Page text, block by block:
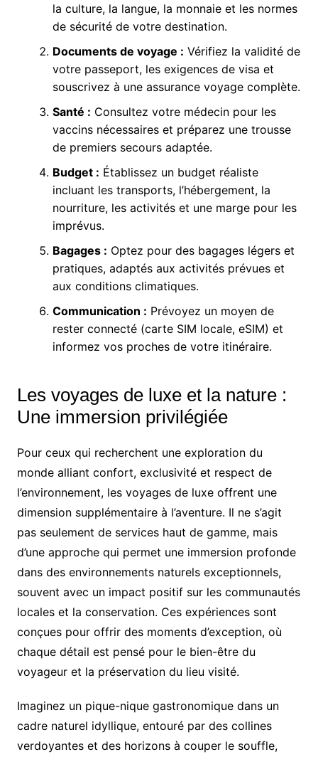
la culture, la langue, la monnaie et les normes
de sécurité de votre destination.
Documents de voyage : Vérifiez la validité de
votre passeport, les exigences de visa et
souscrivez à une assurance voyage complète.
Santé : Consultez votre médecin pour les
vaccins nécessaires et préparez une trousse
de premiers secours adaptée.
Budget : Établissez un budget réaliste
incluant les transports, l’hébergement, la
nourriture, les activités et une marge pour les
imprévus.
Bagages : Optez pour des bagages légers et
pratiques, adaptés aux activités prévues et
aux conditions climatiques.
Communication : Prévoyez un moyen de
rester connecté (carte SIM locale, eSIM) et
informez vos proches de votre itinéraire.
Les voyages de luxe et la nature :
Une immersion privilégiée
Pour ceux qui recherchent une exploration du
monde alliant confort, exclusivité et respect de
l’environnement, les voyages de luxe offrent une
dimension supplémentaire à l’aventure. Il ne s’agit
pas seulement de services haut de gamme, mais
d’une approche qui permet une immersion profonde
dans des environnements naturels exceptionnels,
souvent avec un impact positif sur les communautés
locales et la conservation. Ces expériences sont
conçues pour offrir des moments d’exception, où
chaque détail est pensé pour le bien-être du
voyageur et la préservation du lieu visité.
Imaginez un pique-nique gastronomique dans un
cadre naturel idyllique, entouré par des collines
verdoyantes et des horizons à couper le souffle,